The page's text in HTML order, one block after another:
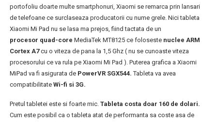
portofoliu doarte multe smartphonuri, Xiaomi se remarca prin lansari
de telefoane ce surclaseaza producatorii cu nume grele. Nici tableta
Xiaomi Mi Pad nu se lasa ma prejos, fiind tactata de un
procesor quad-core MediaTek MT8125 ce foloseste nuclee ARM
Cortex A7cu o viteza de pana la 1,5 Ghz ( nu se cunoaste viteza
procesorului ce va rula pe Xiaomi Mi Pad ). Puterea grafica a Xiaomi
MiPad va fi asigurata de PowerVR SGX544. Tableta va avea
compatibilitate Wi-fi si 3G.
Pretul tabletei este si foarte mic. Tableta costa doar 160 de dolari.
Cum este posibil ca o tableta atat de performanta sa coste asa de